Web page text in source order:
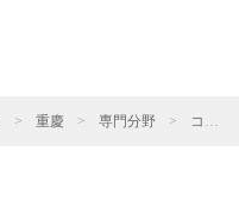
> 重慶 > 専門分野 > コーポレート・M&A